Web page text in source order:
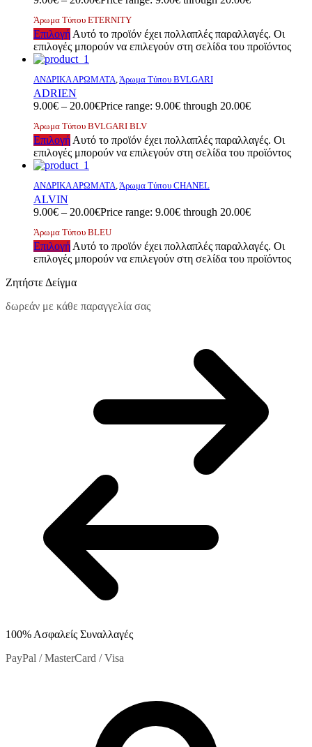
Άρωμα Τύπου ETERNITY
Επιλογή Αυτό το προϊόν έχει πολλαπλές παραλλαγές. Οι
επιλογές μπορούν να επιλεγούν στη σελίδα του προϊόντος
ΑΝΔΡΙΚΑ ΑΡΩΜΑΤΑ,Άρωμα Τύπου BVLGARI
ADRIEN
9.00€ – 20.00€Price range: 9.00€ through 20.00€
Άρωμα Τύπου BVLGARI BLV
Επιλογή Αυτό το προϊόν έχει πολλαπλές παραλλαγές. Οι
επιλογές μπορούν να επιλεγούν στη σελίδα του προϊόντος
ΑΝΔΡΙΚΑ ΑΡΩΜΑΤΑ,Άρωμα Τύπου CHANEL
ALVIN
9.00€ – 20.00€Price range: 9.00€ through 20.00€
Άρωμα Τύπου BLEU
Επιλογή Αυτό το προϊόν έχει πολλαπλές παραλλαγές. Οι
επιλογές μπορούν να επιλεγούν στη σελίδα του προϊόντος
Ζητήστε Δείγμα
δωρεάν με κάθε παραγγελία σας
100% Ασφαλείς Συναλλαγές
PayPal / MasterCard / Visa